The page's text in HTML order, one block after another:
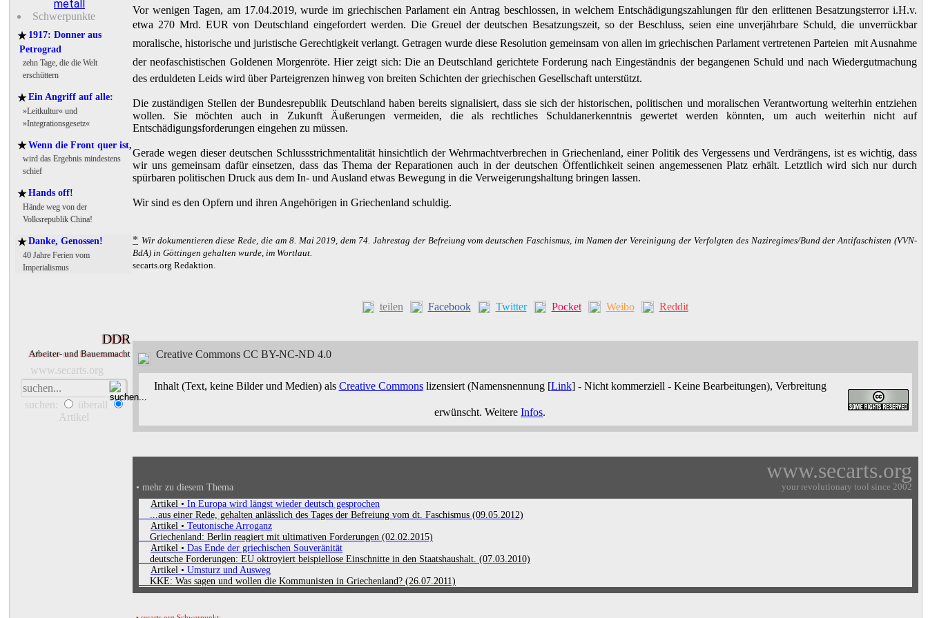
metall
Schwerpunkte
★ 1917: Donner aus
Petrograd
zehn Tage, die die Welt
erschüttern
★ Ein Angriff auf alle:
»Leitkultur« und
»Integrationsgesetz«
★ Wenn die Front quer ist,
wird das Ergebnis mindestens
schief
★ Hands off!
Hände weg von der
Volksrepublik China!
★ Danke, Genossen!
40 Jahre Ferien vom
Imperialismus
DDR
Arbeiter- und Bauernmacht
www.secarts.org
suchen:
überall
Artikel
Vor wenigen Tagen, am 17.04.2019, wurde im griechischen Parlament ein Antrag beschlossen, in welchem Entschädigungszahlungen für den erlittenen Besatzungsterror i.H.v.
etwa 270 Mrd. EUR von Deutschland eingefordert werden. Die Greuel der deutschen Besatzungszeit, so der Beschluss, seien eine unverjährbare Schuld, die unverrückbar
moralische, historische und juristische Gerechtigkeit verlangt. Getragen wurde diese Resolution gemeinsam von allen im griechischen Parlament vertretenen Parteien  mit Ausnahme
der neofaschistischen Goldenen Morgenröte. Hier zeigt sich: Die an Deutschland gerichtete Forderung nach Eingeständnis der begangenen Schuld und nach Wiedergutmachung
des erduldeten Leids wird über Parteigrenzen hinweg von breiten Schichten der griechischen Gesellschaft unterstützt.
Die zuständigen Stellen der Bundesrepublik Deutschland haben bereits signalisiert, dass sie sich der historischen, politischen und moralischen Verantwortung weiterhin entziehen
wollen. Sie möchten auch in Zukunft Äußerungen vermeiden, die als rechtliches Schuldanerkenntnis gewertet werden könnten, um auch weiterhin nicht auf
Entschädigungsforderungen eingehen zu müssen.
Gerade wegen dieser deutschen Schlussstrichmentalität hinsichtlich der Wehrmachtverbrechen in Griechenland, einer Politik des Vergessens und Verdrängens, ist es wichtig, dass
wir uns gemeinsam dafür einsetzen, dass das Thema der Reparationen auch in der deutschen Öffentlichkeit seinen angemessenen Platz erhält. Letztlich wird sich nur durch
spürbaren politischen Druck aus dem In- und Ausland etwas Bewegung in die Verweigerungshaltung bringen lassen.
Wir sind es den Opfern und ihren Angehörigen in Griechenland schuldig.
* Wir dokumentieren diese Rede, die am 8. Mai 2019, dem 74. Jahrestag der Befreiung vom deutschen Faschismus, im Namen der Vereinigung der Verfolgten des Naziregimes/Bund der Antifaschisten (VVN-
BdA) in Göttingen gehalten wurde, im Wortlaut.
secarts.org Redaktion.
teilen Facebook Twitter Pocket Weibo Reddit
Creative Commons CC BY-NC-ND 4.0
Inhalt (Text, keine Bilder und Medien) als Creative Commonslizensiert (Namensnennung [Link] - Nicht kommerziell - Keine Bearbeitungen), Verbreitung
erwünscht. Weitere Infos.
www.secarts.org
your revolutionary tool since 2002
• mehr zu diesem Thema
Artikel • In Europa wird längst wieder deutsch gesprochen
...aus einer Rede, gehalten anlässlich des Tages der Befreiung vom dt. Faschismus (09.05.2012)
Artikel • Teutonische Arroganz
Griechenland: Berlin reagiert mit ultimativen Forderungen (02.02.2015)
Artikel • Das Ende der griechischen Souveränität
deutsche Forderungen: EU oktroyiert beispiellose Einschnitte in den Staatshaushalt. (07.03.2010)
Artikel • Umsturz und Ausweg
KKE: Was sagen und wollen die Kommunisten in Griechenland? (26.07.2011)